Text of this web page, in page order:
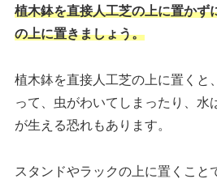
植木鉢を直接人工芝の上に置かず
の上に置きましょう。
植木鉢を直接人工芝の上に置くと
って、虫がわいてしまったり、水
が生える恐れもあります。
スタンドやラックの上に置くこと